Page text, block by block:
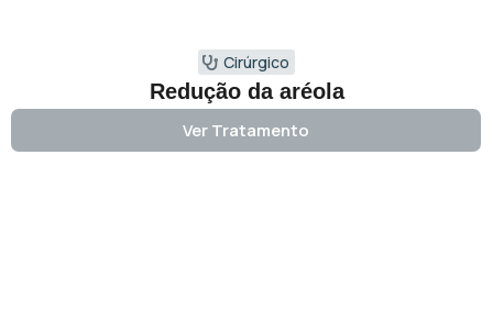
Cirúrgico
Redução da aréola
Ver Tratamento